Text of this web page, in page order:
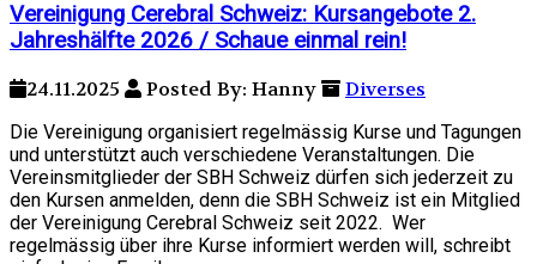
Vereinigung Cerebral Schweiz: Kursangebote 2.
Jahreshälfte 2026 / Schaue einmal rein!
24.11.2025 Posted By: Hanny Diverses
Die Vereinigung organisiert regelmässig Kurse und Tagungen
und unterstützt auch verschiedene Veranstaltungen. Die
Vereinsmitglieder der SBH Schweiz dürfen sich jederzeit zu
den Kursen anmelden, denn die SBH Schweiz ist ein Mitglied
der Vereinigung Cerebral Schweiz seit 2022. Wer
regelmässig über ihre Kurse informiert werden will, schreibt